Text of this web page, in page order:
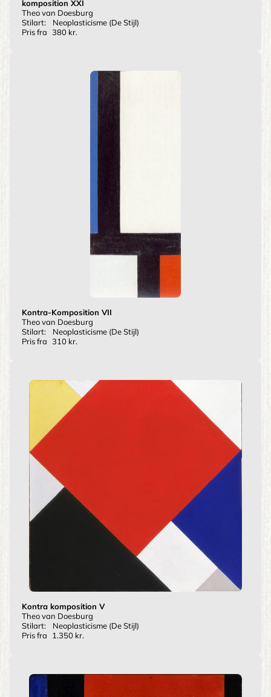
komposition XXI
Theo van Doesburg
Stilart:
Neoplasticisme (De Stijl)
Pris fra 380 kr.
Kontra-Komposition VII
Theo van Doesburg
Stilart:
Neoplasticisme (De Stijl)
Pris fra 310 kr.
Kontra komposition V
Theo van Doesburg
Stilart:
Neoplasticisme (De Stijl)
Pris fra
1.350 kr.